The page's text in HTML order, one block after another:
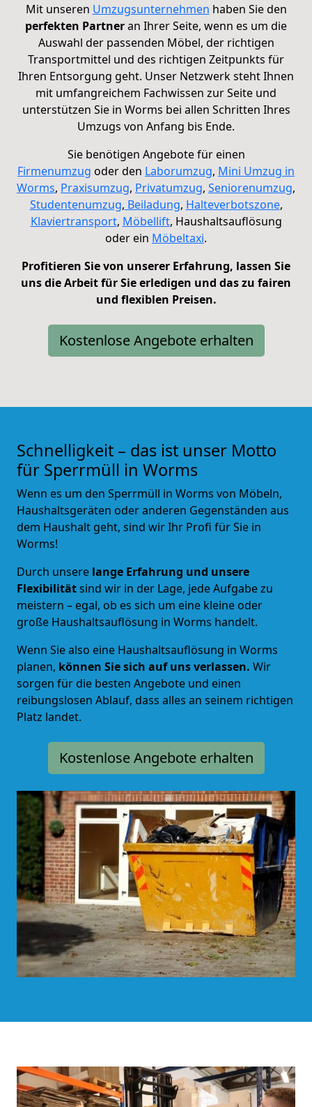
Mit unseren Umzugsunternehmen haben Sie den
perfekten Partneran Ihrer Seite, wenn es um die
Auswahl der passenden Möbel, der richtigen
Transportmittel und des richtigen Zeitpunkts für
Ihren Entsorgung geht. Unser Netzwerk steht Ihnen
mit umfangreichem Fachwissen zur Seite und
unterstützen Sie in Worms bei allen Schritten Ihres
Umzugs von Anfang bis Ende.
Sie benötigen Angebote für einen
Firmenumzug oder den Laborumzug, Mini Umzug in
Worms, Praxisumzug, Privatumzug, Seniorenumzug,
Studentenumzug, Beiladung, Halteverbotszone,
Klaviertransport, Möbellift, Haushaltsauflösung
oder ein Möbeltaxi.
Profitieren Sie von unserer Erfahrung, lassen Sie
uns die Arbeit für Sie erledigen und das zu fairen
und flexiblen Preisen.
Kostenlose Angebote erhalten
Schnelligkeit – das ist unser Motto
für Sperrmüll in Worms
Wenn es um den Sperrmüll in Worms von Möbeln,
Haushaltsgeräten oder anderen Gegenständen aus
dem Haushalt geht, sind wir Ihr Profi für Sie in
Worms!
Durch unsere lange Erfahrung und unsere
Flexibilitätsind wir in der Lage, jede Aufgabe zu
meistern – egal, ob es sich um eine kleine oder
große Haushaltsauflösung in Worms handelt.
Wenn Sie also eine Haushaltsauflösung in Worms
planen, können Sie sich auf uns verlassen. Wir
sorgen für die besten Angebote und einen
reibungslosen Ablauf, dass alles an seinem richtigen
Platz landet.
Kostenlose Angebote erhalten